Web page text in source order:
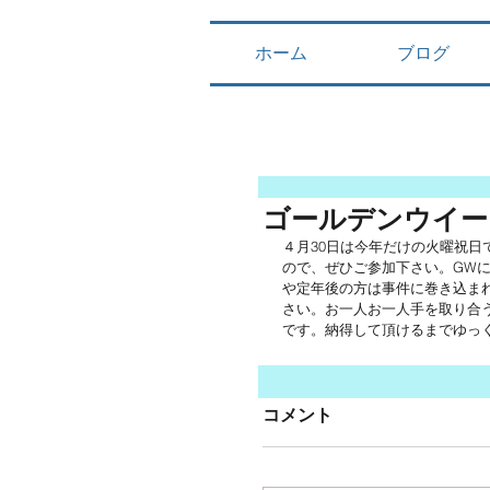
ホーム ブログ
ゴールデンウイ
４月30日は今年だけの火曜祝
ので、ぜひご参加下さい。GW
や定年後の方は事件に巻き込ま
さい。お一人お一人手を取り合
です。納得して頂けるまでゆっ
コメント